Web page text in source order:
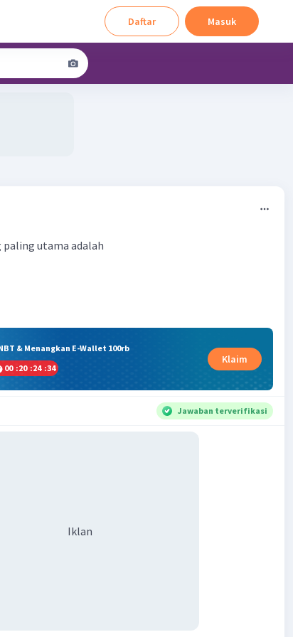
Daftar Masuk
paling utama adalah
& Menangkan E-Wallet 100rb
00 :20 :24 :34
Klaim
Jawaban terverifikasi
Iklan